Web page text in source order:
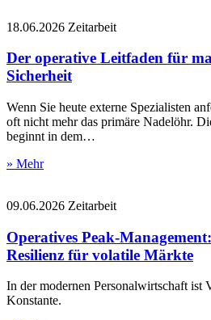
18.06.2026 Zeitarbeit
Der operative Leitfaden für
Sicherheit
Wenn Sie heute externe Spezialisten
oft nicht mehr das primäre Nadelöhr.
beginnt in dem…
» Mehr
09.06.2026 Zeitarbeit
Operatives Peak-
Resilienz für volatile Märkte
In der modernen Personalwirtschaft ist
Konstante.